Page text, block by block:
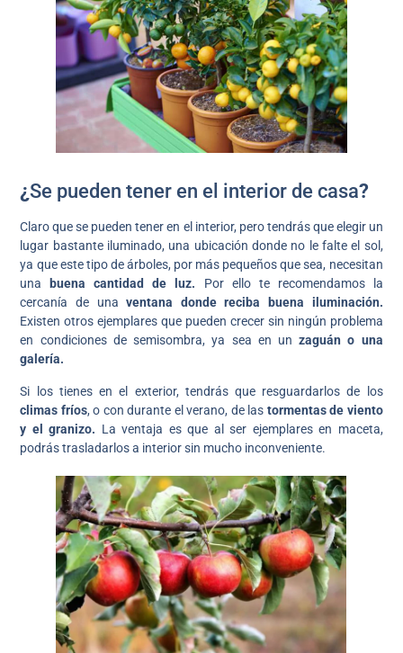
¿Se pueden tener en el interior de casa?
Claro que se pueden tener en el interior, pero tendrás que elegir un
lugar bastante iluminado, una ubicación donde no le falte el sol,
ya que este tipo de árboles, por más pequeños que sea, necesitan
una buena cantidad de luz. Por ello te recomendamos la
cercanía de unaventana donde reciba buena iluminación.
Existen otros ejemplares que pueden crecer sin ningún problema
en condiciones de semisombra, ya sea en unzaguán o una
galería.
Si los tienes en el exterior, tendrás que resguardarlos de los
climas fríos, o con durante el verano, de las tormentas de viento
y el granizo. La ventaja es que al ser ejemplares en maceta,
podrás trasladarlos a interior sin mucho inconveniente.